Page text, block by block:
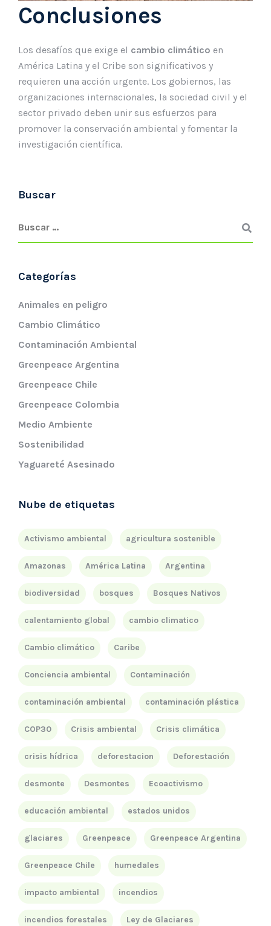
Conclusiones
Los desafíos que exige el cambio climático en
América Latina y el Cribe son significativos y
requieren una acción urgente. Los gobiernos, las
organizaciones internacionales, la sociedad civil y el
sector privado deben unir sus esfuerzos para
promover la conservación ambiental y fomentar la
investigación científica.
Buscar
Categorías
Animales en peligro
Cambio Climático
Contaminación Ambiental
Greenpeace Argentina
Greenpeace Chile
Greenpeace Colombia
Medio Ambiente
Sostenibilidad
Yaguareté Asesinado
Nube de etiquetas
Activismo ambiental agricultura sostenible
Amazonas América Latina Argentina
biodiversidad bosques Bosques Nativos
calentamiento global cambio climatico
Cambio climático Caribe
Conciencia ambiental Contaminación
contaminación ambiental contaminación plástica
COP30 Crisis ambiental Crisis climática
crisis hídrica deforestacion Deforestación
desmonte Desmontes Ecoactivismo
educación ambiental estados unidos
glaciares Greenpeace Greenpeace Argentina
Greenpeace Chile humedales
impacto ambiental incendios
incendios forestales Ley de Glaciares